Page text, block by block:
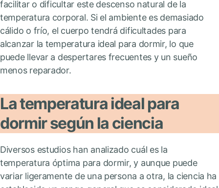
facilitar o dificultar este descenso natural de la
temperatura corporal. Si el ambiente es demasiado
cálido o frío, el cuerpo tendrá dificultades para
alcanzar la temperatura ideal para dormir, lo que
puede llevar a despertares frecuentes y un sueño
menos reparador.
La temperatura ideal para
dormir según la ciencia
Diversos estudios han analizado cuál es la
temperatura óptima para dormir, y aunque puede
variar ligeramente de una persona a otra, la ciencia ha